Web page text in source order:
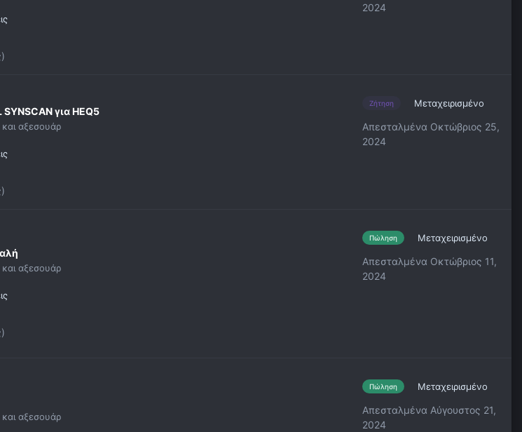
2024
SYNSCAN για HEQ5
και αξεσουάρ
Ζήτηση Μεταχειρισμένο
Απεσταλμένα Οκτώβριος 25,
2024
και αξεσουάρ
Πώληση Μεταχειρισμένο
Απεσταλμένα Οκτώβριος 11,
2024
και αξεσουάρ
Πώληση Μεταχειρισμένο
Απεσταλμένα Αύγουστος 21,
2024